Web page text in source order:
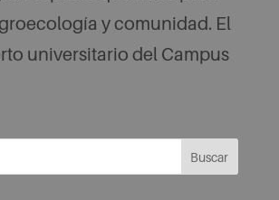
y comunidad. El
universitario del Campus